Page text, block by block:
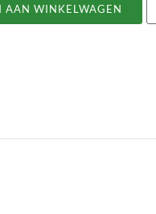
AAN WINKELWAGEN